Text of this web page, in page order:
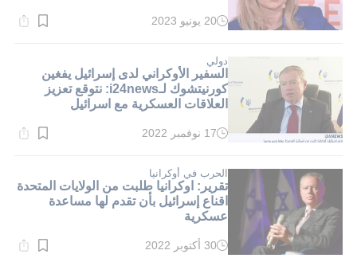
وقت
دقيقة.
20 يونيو 2023
دولي
السفير الأوكراني لدى إسرائيل يفغين
كورنيتشوك لـi24news: نتوقع تعزيز
العلاقات العسكرية مع اسرائيل
وقت
دقيقة.
17 نوفمبر 2022
الحرب في أوكرانيا
تقرير: اوكرانيا طلبت من الولايات المتحدة
اقناع إسرائيل بأن تقدم لها مساعدة
عسكرية
وقت
30 أكتوبر 2022